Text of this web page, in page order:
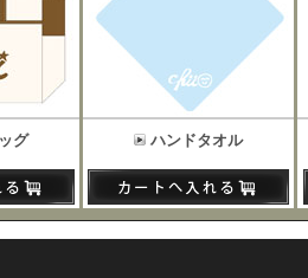
グ ハンドタオル